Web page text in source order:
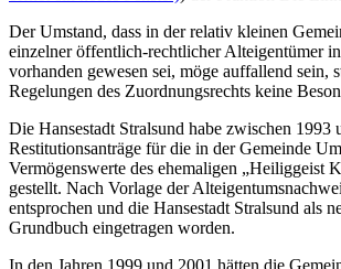
Der Umstand, dass in der relativ kleinen
einzelner öffentlich-rechtlicher Alteigentümer
vorhanden gewesen sei, möge auffallend sein,
Regelungen des Zuordnungsrechts keine
Die Hansestadt Stralsund habe zwischen 1993
Restitutionsanträge für die in der Gemeinde
Vermögenswerte des ehemaligen „Heiliggeist
gestellt. Nach Vorlage der
entsprochen und die Hansestadt Stralsund als
Grundbuch eingetragen worden.
In den Jahren 1999 und 2001 hätten die